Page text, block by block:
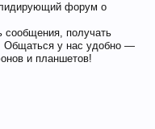
форум о
сообщения, получать
Общаться у нас удобно —
и планшетов!